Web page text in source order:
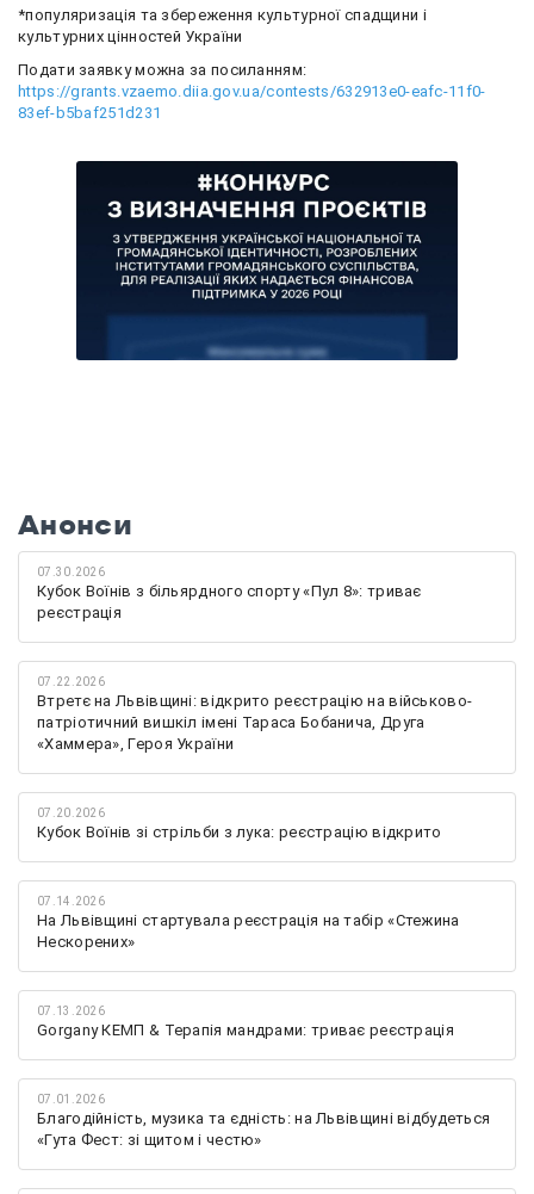
*популяризація та збереження культурної спадщини і
культурних цінностей України
Подати заявку можна за посиланням:
https://grants.vzaemo.diia.gov.ua/contests/632913e0-eafc-11f0-
83ef-b5baf251d231
Анонси
07.30.2026
Кубок Воїнів з більярдного спорту «Пул 8»: триває
реєстрація
07.22.2026
Втретє на Львівщині: відкрито реєстрацію на військово-
патріотичний вишкіл імені Тараса Бобанича, Друга
«Хаммера», Героя України
07.20.2026
Кубок Воїнів зі стрільби з лука: реєстрацію відкрито
07.14.2026
На Львівщині стартувала реєстрація на табір «Стежина
Нескорених»
07.13.2026
Gorgany КЕМП & Терапія мандрами: триває реєстрація
07.01.2026
Благодійність, музика та єдність: на Львівщині відбудеться
«Гута Фест: зі щитом і честю»